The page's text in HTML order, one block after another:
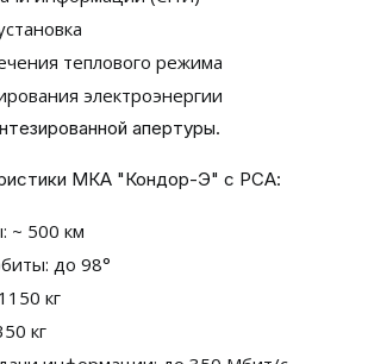
теплового режима
электроэнергии
апертуры.
МКА "Кондор-Э" с РСА:
~ 500 км
до 98°
кг
кг